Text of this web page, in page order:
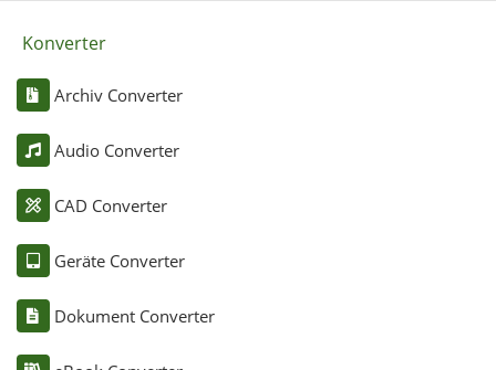
Konverter
Archiv Converter
Audio Converter
CAD Converter
Geräte Converter
Dokument Converter